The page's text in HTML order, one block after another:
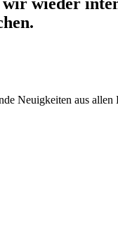
Neuigkeiten aus allen